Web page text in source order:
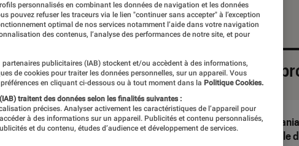
Sélection de
fille
personnalisés en combinant les données de navigation et les données
pouvez refuser les traceurs via le lien "continuer sans accepter" à l’exception
optimal de nos services notamment l’aide dans votre navigation
des contenus, l’analyse des performances de notre site, et pour
partenaires publicitaires (IAB) stockent et/ou accèdent à des informations,
de cookies pour traiter les données personnelles, sur un appareil. Vous
en cliquant ci-dessous ou à tout moment dans la Politique Cookies.
traitent des données selon les finalités suivantes :
précises. Analyser activement les caractéristiques de l’appareil pour
à des informations sur un appareil. Publicités et contenu personnalisés,
et du contenu, études d’audience et développement de services.